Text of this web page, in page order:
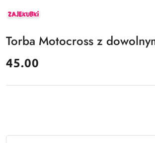
ZAJEKUBKI
Torba Motocross z
cena:
45.00